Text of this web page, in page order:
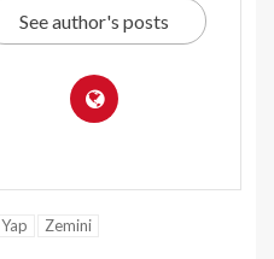
See author's posts
Yap Zemini